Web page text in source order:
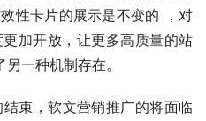
性卡片的展示是不变的 ，对
加开放，让更多高质量的站
一种机制存在。